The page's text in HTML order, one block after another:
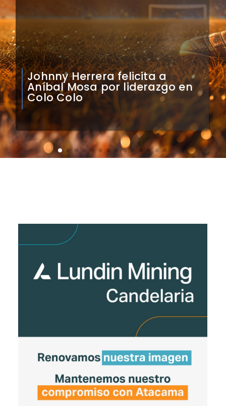
Claudio Bravo analiza
impacto de arquero
caboverdiano en Colo Colo